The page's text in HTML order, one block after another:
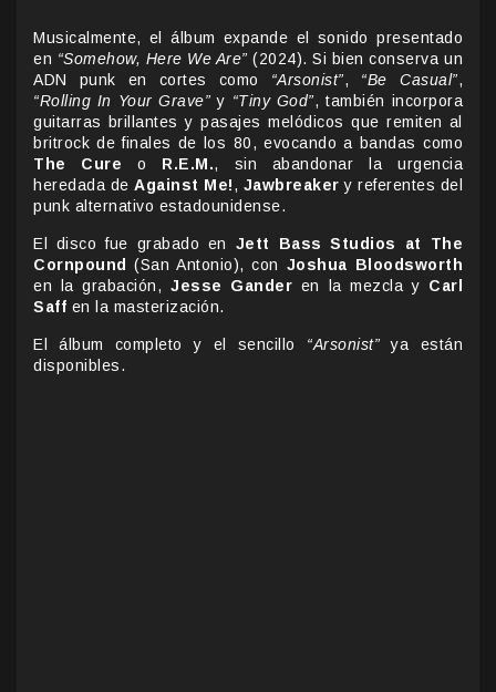
Musicalmente, el álbum expande el sonido presentado
en “Somehow, Here We Are” (2024). Si bien conserva un
ADN punk en cortes como “Arsonist”, “Be Casual”,
“Rolling In Your Grave” y “Tiny God”, también incorpora
guitarras brillantes y pasajes melódicos que remiten al
britrock de finales de los 80, evocando a bandas como
The Cure o R.E.M., sin abandonar la urgencia
heredada de Against Me!, Jawbreaker y referentes del
punk alternativo estadounidense.
El disco fue grabado en Jett Bass Studios at The
Cornpound
(San Antonio), con Joshua Bloodsworth
en la grabación, Jesse Gander en la mezcla y Carl
Saff en la masterización.
El álbum completo y el sencillo “Arsonist” ya están
disponibles.